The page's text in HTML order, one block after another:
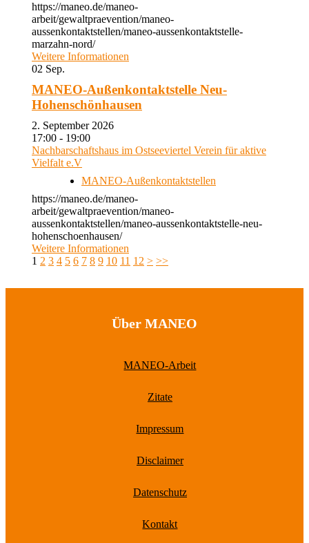
https://maneo.de/maneo-
arbeit/gewaltpraevention/maneo-
aussenkontaktstellen/maneo-aussenkontaktstelle-
marzahn-nord/
Weitere Informationen
02 Sep.
MANEO-Außenkontaktstelle Neu-
Hohenschönhausen
2. September 2026
17:00 - 19:00
Nachbarschaftshaus im Ostseeviertel Verein für aktive
Vielfalt e.V
MANEO-Außenkontaktstellen
https://maneo.de/maneo-
arbeit/gewaltpraevention/maneo-
aussenkontaktstellen/maneo-aussenkontaktstelle-neu-
hohenschoenhausen/
Weitere Informationen
1 2 3 4 5 6 7 8 9 10 11 12 > >>
Über MANEO
MANEO-Arbeit
Zitate
Impressum
Disclaimer
Datenschutz
Kontakt